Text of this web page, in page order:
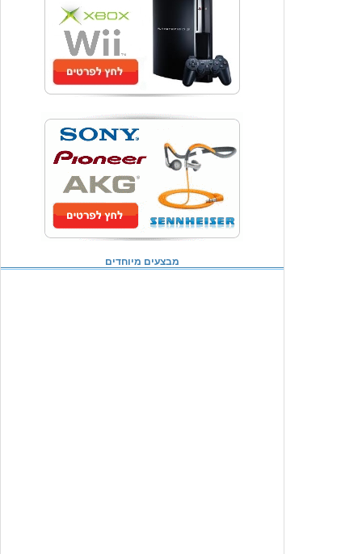
מבצעים מיוחדים